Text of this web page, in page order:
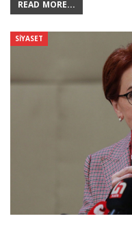
READ MORE...
SIYASET